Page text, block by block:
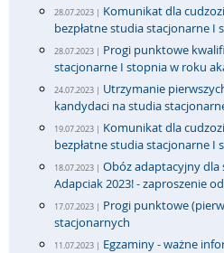
28.07.2023 | Komunikat dla
bezpłatne studia stacjonarne I
28.07.2023 | Progi punktowe
stacjonarne I stopnia w roku
24.07.2023 | Utrzymanie
kandydaci na studia
19.07.2023 | Komunikat dla
bezpłatne studia stacjonarne I
18.07.2023 | Obóz adaptacyjny
Adapciak 2023! - zaproszenie
17.07.2023 | Progi punktowe
stacjonarnych
11.07.2023 | Egzaminy - ważne